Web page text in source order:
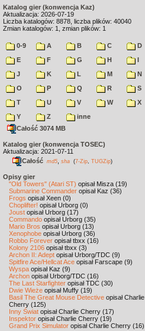
Katalog gier (konwencja Kaz)
Aktualizacja: 2026-07-19
Liczba katalogów: 8878, liczba plików: 40040
Zmian katalogów: 1, zmian plików: 1
0-9 A B C
D
E
F G H
I
J
K L M
N
O
P Q R
S
T
U V W
X
Y
Z
inne
Całość 3074 MB
Katalog gier (konwencja TOSEC)
Aktualizacja: 2021-07-11
Całość md5 sha (7-Zip TUGZip)
Opisy gier
"Old Towers" (Atari ST) opisał Misza (19)
Submarine Commander opisał Kaz (36)
Frogs opisał Xeen (0)
Choplifter! opisał Urborg (0)
Joust opisał Urborg (17)
Commando opisał Urborg (35)
Mario Bros opisał Urborg (13)
Xenophobe opisał Urborg (36)
Robbo Forever opisał tbxx (16)
Kolony 2106 opisał tbxx (3)
Archon II: Adept opisał Urborg/TDC (9)
Spitfire Ace/Hellcat Ace opisał Farscape (9)
Wyspa opisał Kaz (9)
Archon opisał Urborg/TDC (16)
The Last Starfighter opisał TDC (30)
Dwie Wieże opisał Muffy (19)
Basil The Great Mouse Detective opisał Charlie
Cherry (125)
Inny Świat opisał Charlie Cherry (17)
Inspektor opisał Charlie Cherry (19)
Grand Prix Simulator opisał Charlie Cherry (16)